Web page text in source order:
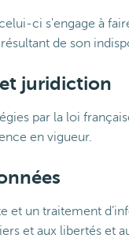
ci s'engage à
de son
juridiction
par la loi
en vigueur.
et un traitement
et aux libertés et